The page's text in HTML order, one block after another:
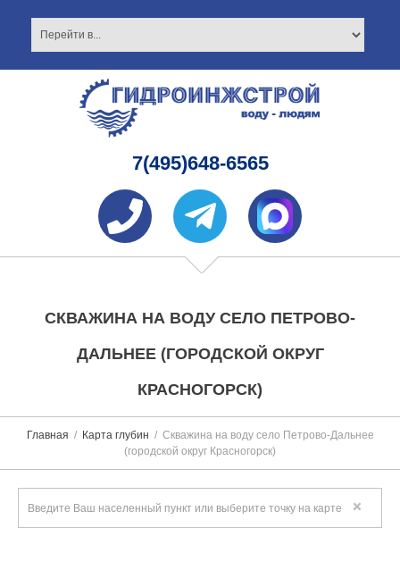
7(495)648-6565
СКВАЖИНА НА ВОДУ СЕЛО ПЕТРОВО-
ДАЛЬНЕЕ (ГОРОДСКОЙ ОКРУГ
КРАСНОГОРСК)
Главная Карта глубин
Скважина на воду село Петрово-Дальнее
(городской округ Красногорск)